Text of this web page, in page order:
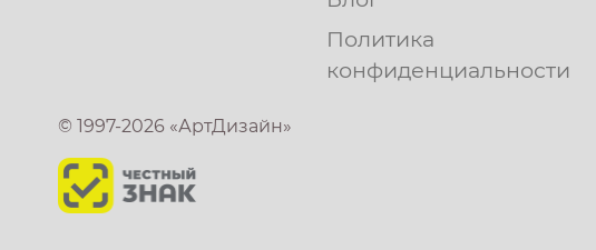
Политика
конфиденциальности
© 1997-2026 «АртДизайн»